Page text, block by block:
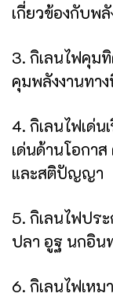
เกี่ยวข้องกับพ
3. กิเลนไฟคุม
คุมพลังงานทา
4. กิเลนไฟเด่น
เด่นด้านโอกาส
และสติปัญญา
5. กิเลนไฟปร
ปลา อูฐ นกอิน
6. กิเลนไฟเหม